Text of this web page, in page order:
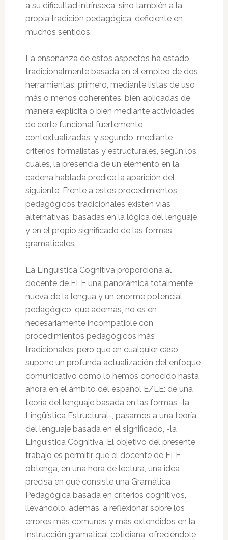
a su dificultad intrínseca, sino también a la
propia tradición pedagógica, deficiente en
muchos sentidos.
La enseñanza de estos aspectos ha estado
tradicionalmente basada en el empleo de dos
herramientas: primero, mediante listas de uso
más o menos coherentes, bien aplicadas de
manera explícita o bien mediante actividades
de corte funcional fuertemente
contextualizadas, y segundo, mediante
criterios formalistas y estructurales, según los
cuales, la presencia de un elemento en la
cadena hablada predice la aparición del
siguiente. Frente a estos procedimientos
pedagógicos tradicionales existen vías
alternativas, basadas en la lógica del lenguaje
y en el propio significado de las formas
gramaticales.
La Lingüística Cognitiva proporciona al
docente de ELE una panorámica totalmente
nueva de la lengua y un enorme potencial
pedagógico, que además, no es en
necesariamente incompatible con
procedimientos pedagógicos más
tradicionales, pero que en cualquier caso,
supone un profunda actualización del enfoque
comunicativo como lo hemos conocido hasta
ahora en el ámbito del español E/LE: de una
teoría del lenguaje basada en las formas -la
Lingüística Estructural-, pasamos a una teoría
del lenguaje basada en el significado, -la
Lingüística Cognitiva. El objetivo del presente
trabajo es permitir que el docente de ELE
obtenga, en una hora de lectura, una idea
precisa en qué consiste una Gramática
Pedagógica basada en criterios cognitivos,
llevándolo, además, a reflexionar sobre los
errores más comunes y más extendidos en la
instrucción gramatical cotidiana, ofreciéndole